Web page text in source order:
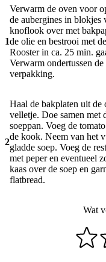
1
Verwarm de oven voor
de aubergines in blokjes
knoflook over met
de olie en bestrooi met
Rooster in ca. 25 min.
Verwarm ondertussen
verpakking.
2
Haal de bakplaten uit
velletje. Doe samen met
soeppan. Voeg de
de kook. Neem van het
gladde soep. Voeg de
met peper en eventueel
kaas over de soep en
flatbread.
Wat